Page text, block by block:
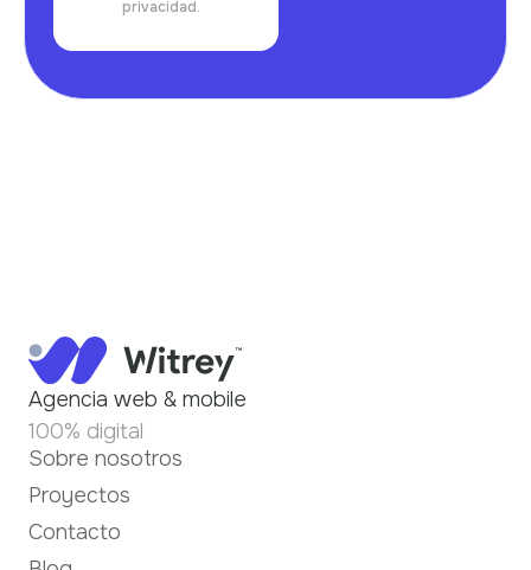
privacidad.
Agencia web & mobile
100% digital
Sobre nosotros
Proyectos
Contacto